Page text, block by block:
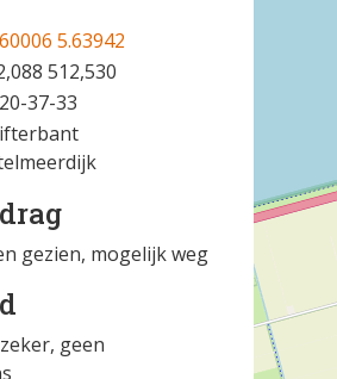
5.63942
512,530
37-33
gezien, mogelijk weg
geen